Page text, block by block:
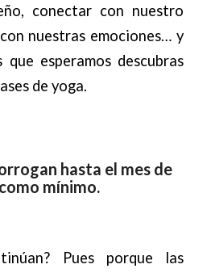
conectar con nuestro
nuestras emociones… y
que esperamos descubras
de yoga.
hasta el mes de
mínimo.
Pues porque las